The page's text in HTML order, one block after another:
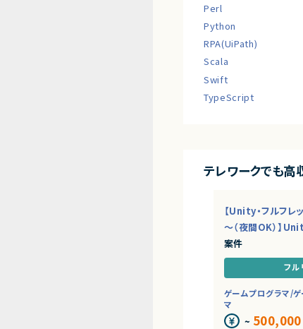
Perl
Python
RPA(UiPath)
Scala
Swift
TypeScript
テレワークでも
【Unity・フルフレ
～（夜間OK）】
案件
フル
ゲームプログラマ/
マ
~ 500,000